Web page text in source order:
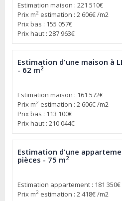
Estimation maison : 221 510€
Prix m2 estimation : 2 606€ /m2
Prix bas : 155 057€
Prix haut : 287 963€
Estimation d'une maison à
- 62 m2
Estimation maison : 161 572€
Prix m2 estimation : 2 606€ /m2
Prix bas : 113 100€
Prix haut : 210 044€
Estimation d'une
pièces - 75 m2
Estimation appartement : 181 350€
Prix m2 estimation : 2 418€ /m2